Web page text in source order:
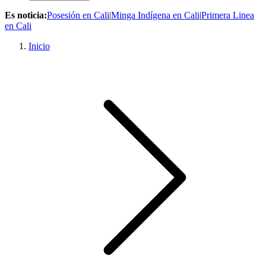
Es noticia:Posesión en Cali|Minga Indígena en Cali|Primera Linea
en Cali
Inicio